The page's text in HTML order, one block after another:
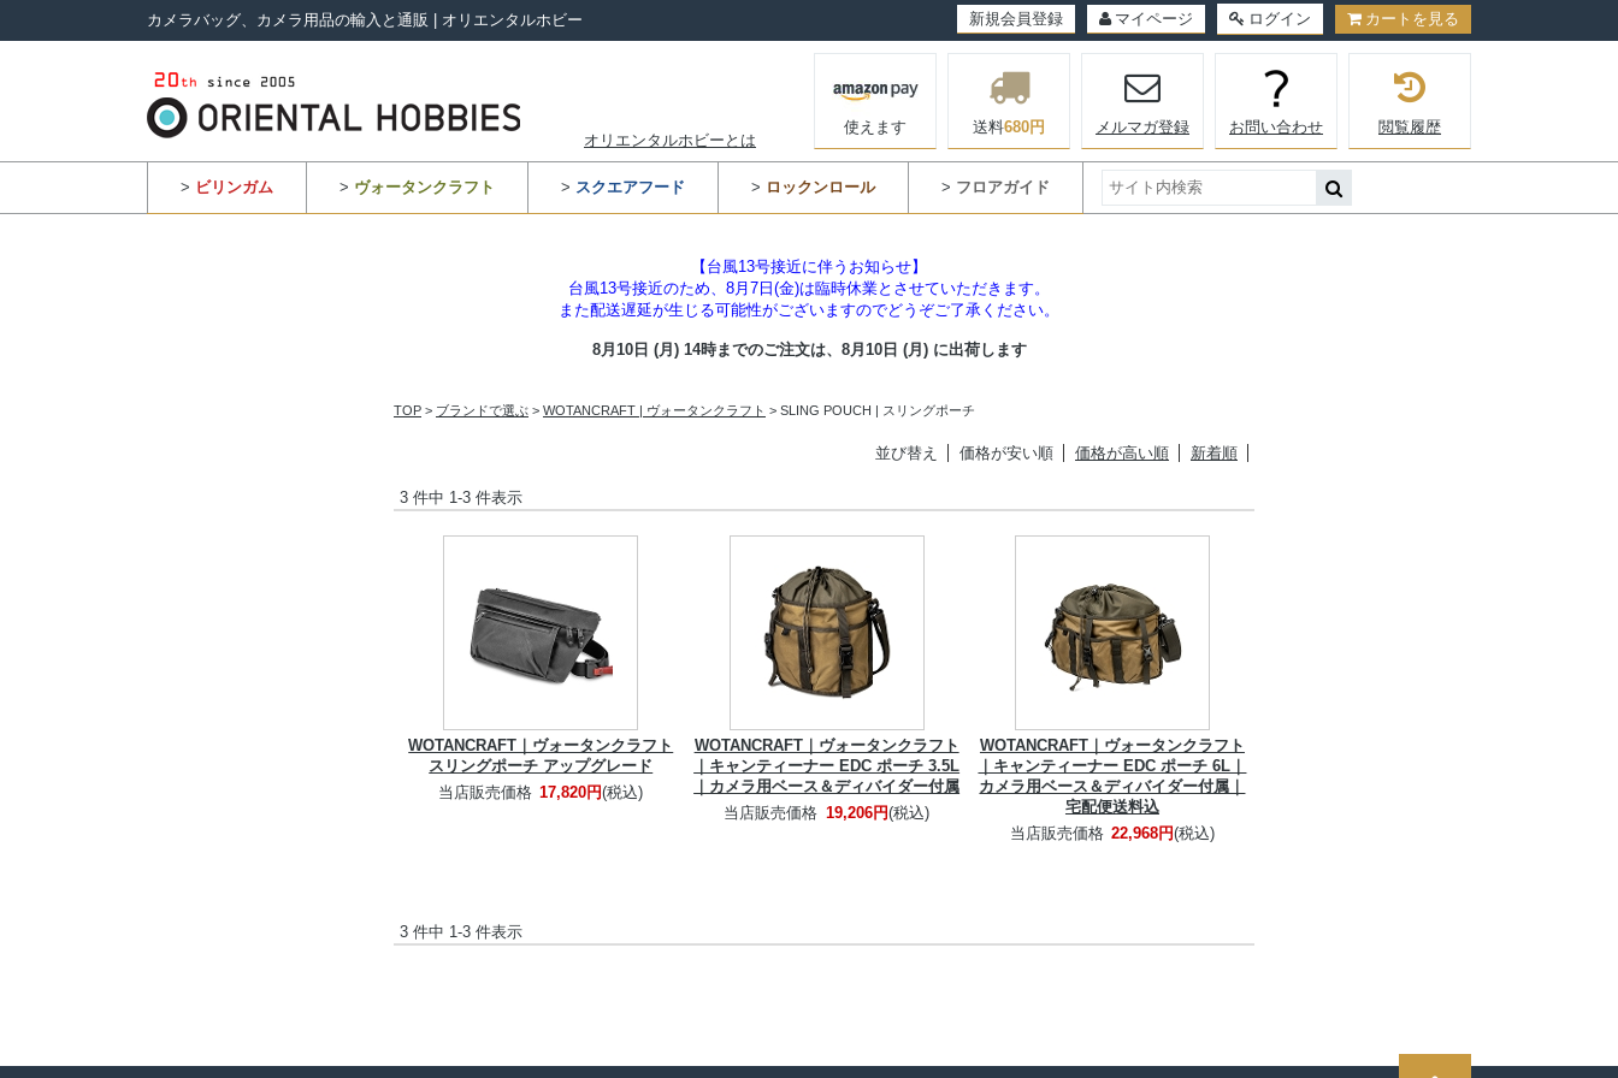
カメラバッグ、カメラ用品の輸入と通販 | オリエンタルホビー 新規会員登録 マイページ ログイン カートを見る
オリエンタルホビーとは
使えます 送料680円 メルマガ登録 お問い合わせ 閲覧履歴
> ビリンガム > ヴォータンクラフト > スクエアフード > ロックンロール > フロアガイド
【台風13号接近に伴うお知らせ】
台風13号接近のため、8月7日(金)は臨時休業とさせていただきます。
また配送遅延が生じる可能性がございますのでどうぞご了承ください。
8月10日 (月) 14時までのご注文は、 8月10日 (月) に出荷します
TOP > ブランドで選ぶ > WOTANCRAFT | ヴォータンクラフト > SLING POUCH | スリングポーチ
並び替え 価格が安い順 価格が高い順 新着順
3 件中 1-3 件表示
WOTANCRAFT｜ヴォータンクラフト
スリングポーチ アップグレード
当店販売価格 17,820円(税込)
WOTANCRAFT｜ヴォータンクラフト
｜キャンティーナー EDC ポーチ 3.5L
｜カメラ用ベース＆ディバイダー付属
当店販売価格 19,206円(税込)
WOTANCRAFT｜ヴォータンクラフト
｜キャンティーナー EDC ポーチ 6L｜
カメラ用ベース＆ディバイダー付属｜
宅配便送料込
当店販売価格 22,968円(税込)
3 件中 1-3 件表示